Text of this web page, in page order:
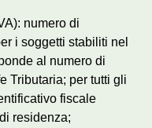
numero di
i soggetti stabiliti nel
al numero di
Tributaria; per tutti gli
fiscale
residenza;